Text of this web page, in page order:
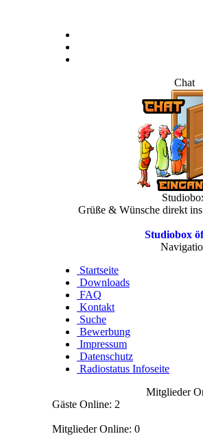
Chat
Grüße & Wünsche direkt ins
Studiobox
Startseite
Downloads
FAQ
Kontakt
Suche
Bewerbung
Impressum
Datenschutz
Radiostatus Infoseite
Mitglieder
Gäste Online: 2
Mitglieder Online: 0